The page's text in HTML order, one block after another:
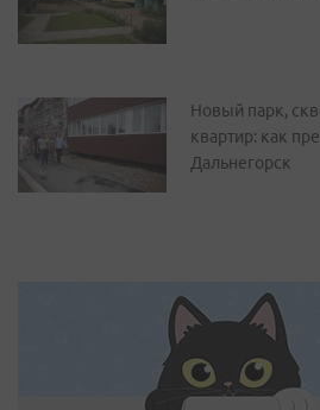
Новый парк,
квартир: как
Дальнегорск